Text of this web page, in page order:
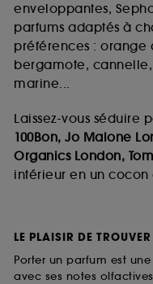
enveloppantes,
parfums adaptés à
préférences : orange
bergamote,
marine...
Laissez-vous séduire
100Bon, Jo Malone
Organics London,
intérieur en un
LE PLAISIR DE
Porter un parfum est
avec ses notes